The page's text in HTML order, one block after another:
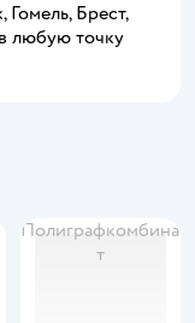
Брест,
любую точку
Полиграфкомбина
т